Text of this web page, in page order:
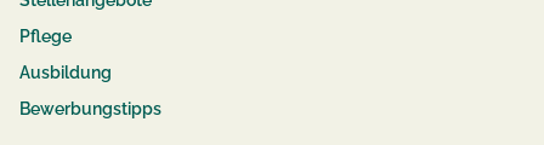
Pflege
Ausbildung
Bewerbungstipps